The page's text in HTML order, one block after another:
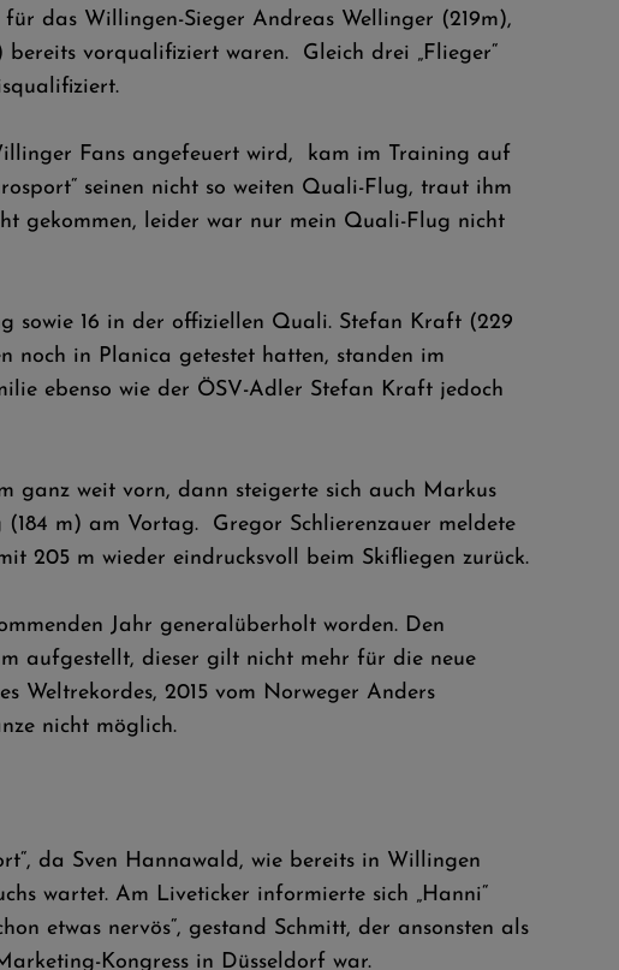
das Willingen-Sieger Andreas Wellinger (219m),
vorqualifiziert waren. Gleich drei „Flieger“
Fans angefeuert wird, kam im Training auf
seinen nicht so weiten Quali-Flug, traut ihm
gekommen, leider war nur mein Quali-Flug nicht
sowie 16 in der offiziellen Quali. Stefan Kraft (229
noch in Planica getestet hatten, standen im
ebenso wie der ÖSV-Adler Stefan Kraft jedoch
ganz weit vorn, dann steigerte sich auch Markus
m) am Vortag. Gregor Schlierenzauer meldete
205 m wieder eindrucksvoll beim Skifliegen zurück.
Jahr generalüberholt worden. Den
aufgestellt, dieser gilt nicht mehr für die neue
Weltrekordes, 2015 vom Norweger Anders
nicht möglich.
da Sven Hannawald, wie bereits in Willingen
wartet. Am Liveticker informierte sich „Hanni“
etwas nervös“, gestand Schmitt, der ansonsten als
Kongress in Düsseldorf war.